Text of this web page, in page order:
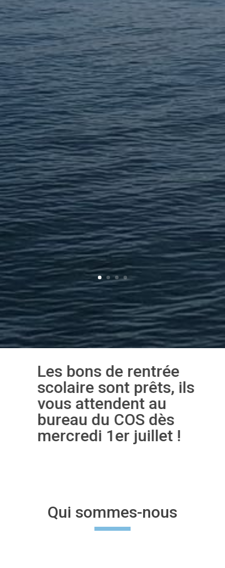
Les bons de rentrée
scolaire sont prêts, ils
vous attendent au
bureau du COS dès
mercredi 1er juillet !
Qui sommes-nous